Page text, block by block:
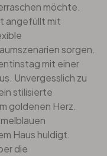
möchte.
angefüllt mit
sorgen.
mit einer
Unvergesslich zu
stilisierte
goldenen Herz.
Haus huldigt.
die